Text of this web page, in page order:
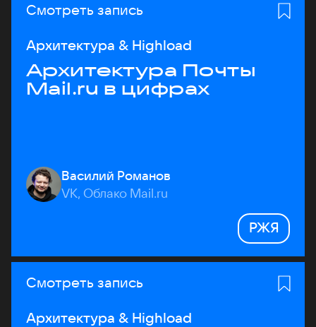
Смотреть запись
Архитектура & Highload
Архитектура Почты
Mail.ru в цифрах
Василий Романов
VK, Облако Mail.ru
РЖЯ
Смотреть запись
Архитектура & Highload